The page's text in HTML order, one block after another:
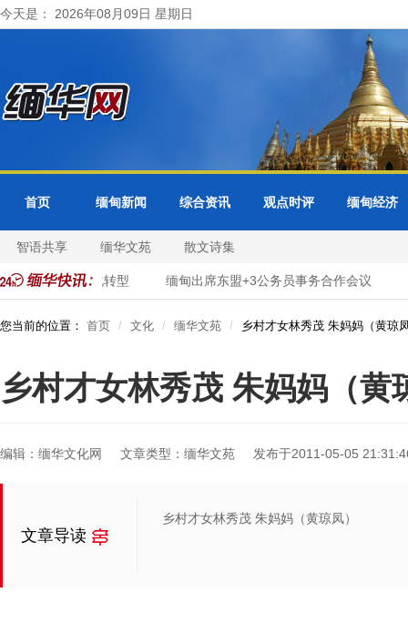
今天是： 2026年08月09日 星期日
首页 缅甸新闻 综合资讯 观点时评 缅甸经济
智语共享 缅华文苑 散文诗集
政服务数字化转型 缅甸出席东盟+3公务员事务合作会议
您当前的位置： 首页 文化 缅华文苑 乡村才女林秀茂 朱妈妈（黄琼
乡村才女林秀茂 朱妈妈（黄
编辑：缅华文化网 文章类型：缅华文苑 发布于2011-05-05
文章导读
乡村才女林秀茂 朱妈妈（黄琼凤）